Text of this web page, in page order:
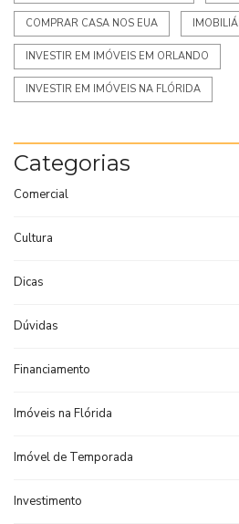
COMPRAR CASA NOS EUA
INVESTIR EM IMÓVEIS EM ORLANDO
INVESTIR EM IMÓVEIS NA FLÓRIDA
Categorias
Comercial
Cultura
Dicas
Dúvidas
Financiamento
Imóveis na Flórida
Imóvel de Temporada
Investimento